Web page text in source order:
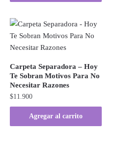
Carpeta Separadora – Hoy
Te Sobran Motivos Para No
Necesitar Razones
$11.900
Agregar al carrito